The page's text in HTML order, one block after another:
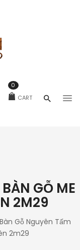
CART
0
GỖ ME
2M29
Bàn Gỗ Nguyên Tấm
2m29